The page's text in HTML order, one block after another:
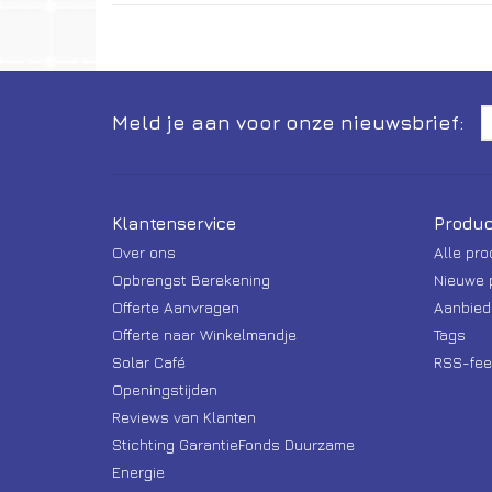
Meld je aan voor onze nieuwsbrief:
Klantenservice
Over ons
Opbrengst Berekening
Offerte Aanvragen
Offerte naar Winkelmandje
Solar Café
Openingstijden
Reviews van Klanten
Stichting GarantieFonds Duurzame
Energie
Alle
Nieuwe
Tags
RSS-